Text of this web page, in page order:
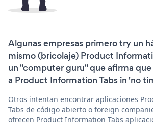
Algunas empresas primero try un
mismo (bricolaje) Product
un "computer guru" que afirma
a Product Information Tabs in 'no
Otros intentan encontrar aplicaciones
Tabs de código abierto o foreign
ofrecen Product Information Tabs